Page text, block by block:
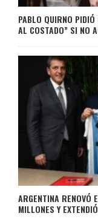
PABLO QUIRNO
AL COSTADO” SI NO
ARGENTINA RENOVÓ
MILLONES Y